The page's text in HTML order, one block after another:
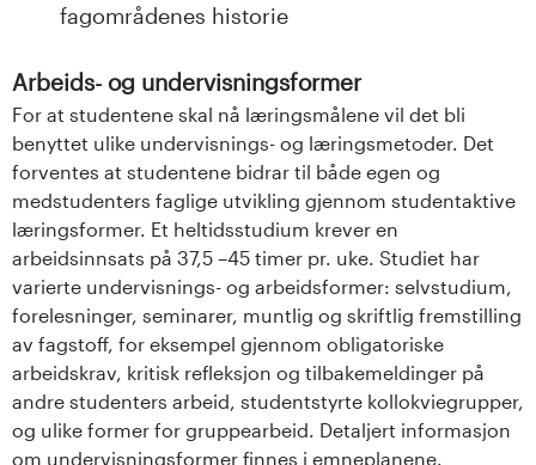
fagområdenes historie
Arbeids- og undervisningsformer
For at studentene skal nå læringsmålene vil det bli
benyttet ulike undervisnings- og læringsmetoder. Det
forventes at studentene bidrar til både egen og
medstudenters faglige utvikling gjennom studentaktive
læringsformer. Et heltidsstudium krever en
arbeidsinnsats på 37,5 –45 timer pr. uke. Studiet har
varierte undervisnings- og arbeidsformer: selvstudium,
forelesninger, seminarer, muntlig og skriftlig fremstilling
av fagstoff, for eksempel gjennom obligatoriske
arbeidskrav, kritisk refleksjon og tilbakemeldinger på
andre studenters arbeid, studentstyrte kollokviegrupper,
og ulike former for gruppearbeid. Detaljert informasjon
om undervisningsformer finnes i emneplanene.